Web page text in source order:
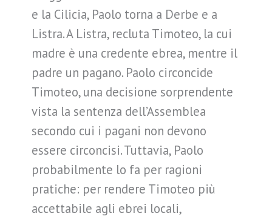
e la Cilicia, Paolo torna a Derbe e a
Listra. A Listra, recluta Timoteo, la cui
madre è una credente ebrea, mentre il
padre un pagano. Paolo circoncide
Timoteo, una decisione sorprendente
vista la sentenza dell’Assemblea
secondo cui i pagani non devono
essere circoncisi. Tuttavia, Paolo
probabilmente lo fa per ragioni
pratiche: per rendere Timoteo più
accettabile agli ebrei locali,